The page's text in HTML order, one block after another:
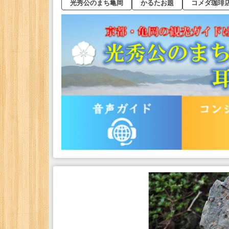
光秀公のまち亀岡 かるたお題 コメダ珈琲